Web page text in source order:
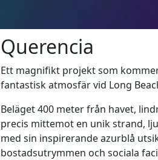
Querencia
Ett magnifikt projekt som
fantastisk atmosfär vid Long
Beläget 400 meter från havet,
precis mittemot en unik strand,
med sin inspirerande azurblå
bostadsutrymmen och sociala